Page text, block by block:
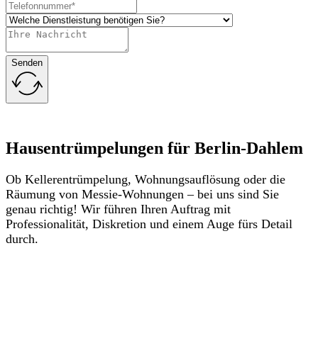
Senden
Hausentrümpelungen für Berlin-Dahlem
Ob Kellerentrümpelung, Wohnungsauflösung oder die
Räumung von Messie-Wohnungen – bei uns sind Sie
genau richtig! Wir führen Ihren Auftrag mit
Professionalität, Diskretion und einem Auge fürs Detail
durch.